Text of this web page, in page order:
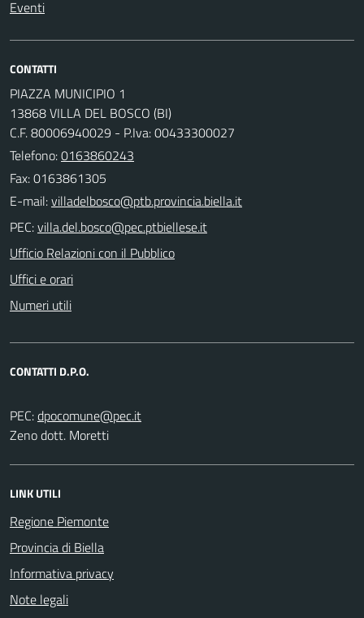
Eventi
CONTATTI
PIAZZA MUNICIPIO 1
13868 VILLA DEL BOSCO (BI)
C.F. 80006940029 - P.Iva: 00433300027
Telefono:0163860243
Fax: 0163861305
E-mail:
PEC:
Ufficio Relazioni con il Pubblico
Uffici e orari
Numeri utili
CONTATTI D.P.O.
PEC:
Zeno dott. Moretti
LINK UTILI
Regione Piemonte
Provincia di Biella
Informativa privacy
Note legali